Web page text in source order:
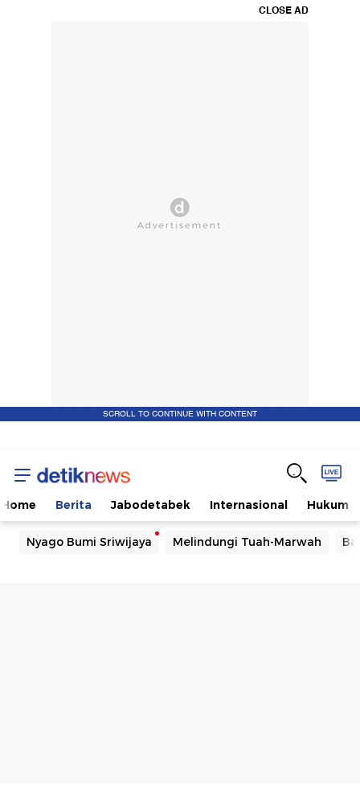
CLOSE AD
SCROLL TO CONTINUE WITH CONTENT
Home Berita Jabodetabek Internasional Hukum
Nyago Bumi Sriwijaya Melindungi Tuah-Marwah